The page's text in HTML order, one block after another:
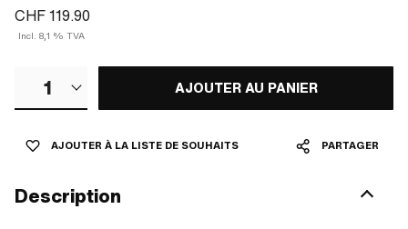
CHF 119.90
Incl. 8,1 % TVA
1 AJOUTER AU PANIER
AJOUTER À LA LISTE DE SOUHAITS PARTAGER
Description